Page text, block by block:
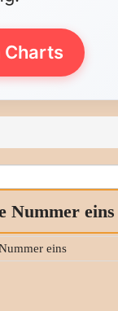
Charts
Nummer eins